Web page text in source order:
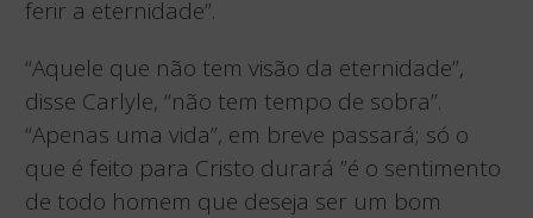
ferir a eternidade”.
“Aquele que não tem visão da eternidade”,
disse Carlyle, “não tem tempo de sobra”.
“Apenas uma vida”, em breve passará; só o
que é feito para Cristo durará ”é o sentimento
de todo homem que deseja ser um bom